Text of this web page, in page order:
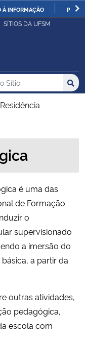
À INFORMAÇÃO
SÍTIOS DA UFSM
no no Sítio
Residência
é uma das
de Formação
o
supervisionado
a imersão do
a partir da
outras atividades,
pedagógica,
escola com